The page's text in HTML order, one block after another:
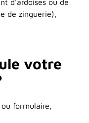
d'ardoises ou de
de zinguerie),
votre
formulaire,